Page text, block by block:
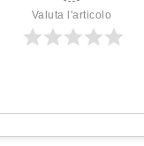
Valuta l'articolo